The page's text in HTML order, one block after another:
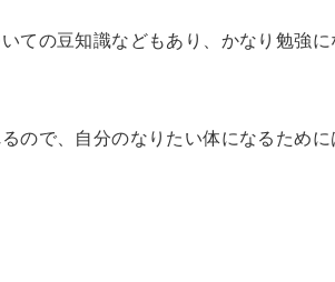
ての豆知識などもあり、かなり勉強
ので、自分のなりたい体になるため